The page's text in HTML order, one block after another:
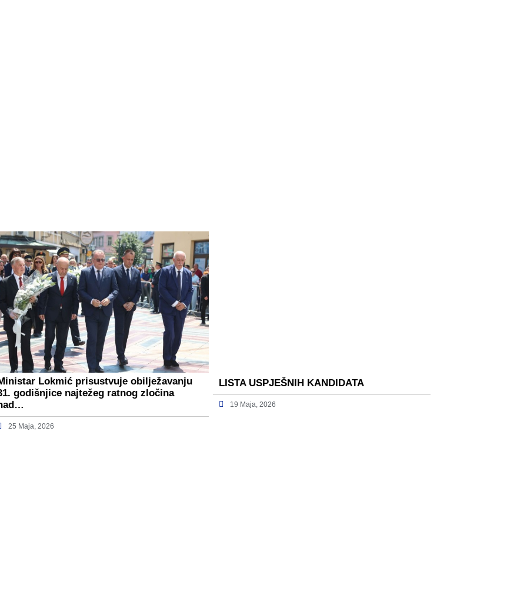
Lokmić prisustvuje obilježavanju
godišnjice najtežeg ratnog zločina
25 Maja, 2026
LISTA USPJEŠNIH KANDIDATA
19 Maja, 2026